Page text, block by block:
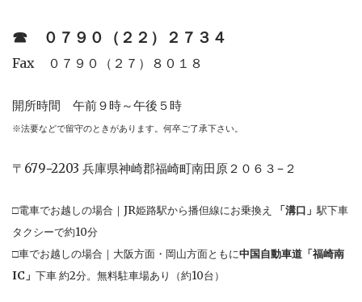
☎︎ ０７９０（２２）２７３４
Fax ０７９０（２７）８０１８
開所時間 午前９時～午後５時
※法要などで留守のときがあります。何卒ご了承下さい。
〒679−2203 兵庫県神崎郡福崎町南田原２０６３−２
□電車でお越しの場合｜JR姫路駅から播但線にお乗換え 「溝口」駅下車
タクシーで約10分
□車でお越しの場合｜大阪方面・岡山方面ともに中国自動車道「福崎南
IC」 下車 約2分。無料駐車場あり（約10台）